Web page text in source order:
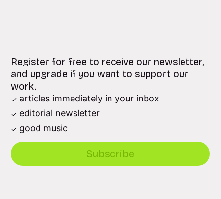
Register for free to receive our newsletter,
and upgrade if you want to support our
work.
articles immediately in your inbox
editorial newsletter
good music
Subscribe